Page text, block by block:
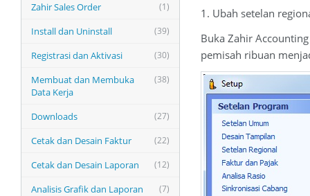
(1)
Zahir Sales Order
(39)
Install dan Uninstall
(30)
Registrasi dan Aktivasi
(38)
Membuat dan Membuka
Data Kerja
(27)
Downloads
(22)
Cetak dan Desain Faktur
(12)
Cetak dan Desain Laporan
(7)
Analisis Grafik dan Laporan
1. Ubah setelan
Buka Zahir
pemisah ribuan